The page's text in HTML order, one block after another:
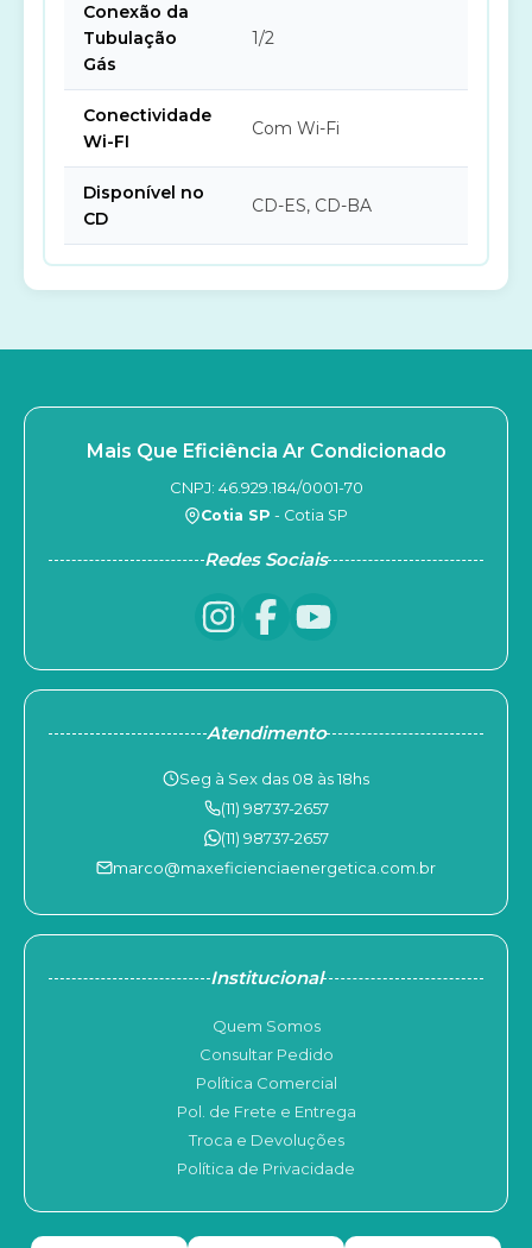
Conexão da
Tubulação
Gás
1/2
Conectividade
Wi-FI
Com Wi-Fi
Disponível no
CD
CD-ES, CD-BA
Mais Que Eficiência Ar Condicionado
CNPJ: 46.929.184/0001-70
Cotia SP - Cotia SP
Redes Sociais
Atendimento
Seg à Sex das 08 às 18hs
(11) 98737-2657
(11) 98737-2657
marco@maxeficienciaenergetica.com.br
Institucional
Quem Somos
Consultar Pedido
Política Comercial
Pol. de Frete e Entrega
Troca e Devoluções
Política de Privacidade